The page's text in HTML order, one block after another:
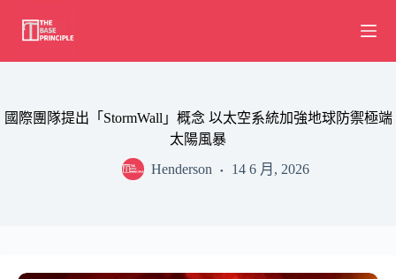
content
國際團隊提出「StormWall」概念 以太空系統加強地球防禦極端
太陽風暴
Henderson
14 6 月, 2026